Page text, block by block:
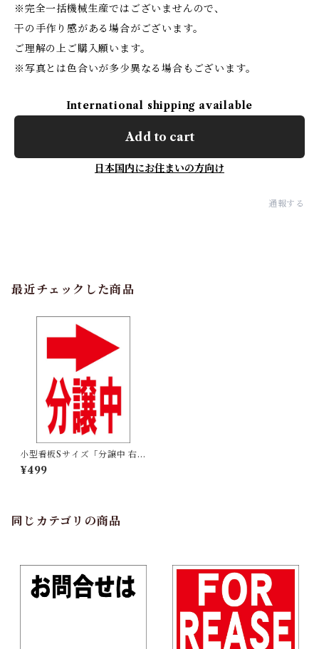
※完全一括機械生産ではございませんので、
干の手作り感がある場合がございます。
ご理解の上ご購入願います。
※写真とは色合いが多少異なる場合もございます。
International shipping available
Add to cart
日本国内にお住まいの方向け
通報する
最近チェックした商品
小型看板Sサイズ「分譲中 右折
（赤字）」 屋外可【不動産】
¥499
同じカテゴリの商品